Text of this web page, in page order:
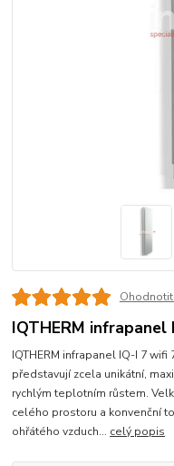
IQTHERM
IQTHERM infrapanel IQ-I 7
představují zcela unikátní,
rychlým teplotním růstem.
celého prostoru a konvenční
ohřátého vzduch... celý popis